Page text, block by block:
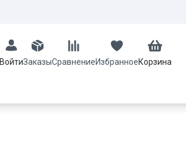
ВойтиЗаказыСравнениеИзбранноеКорзина